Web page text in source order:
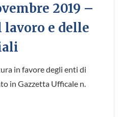
2019 –
e delle
in favore degli enti di
in Gazzetta Ufficale n.